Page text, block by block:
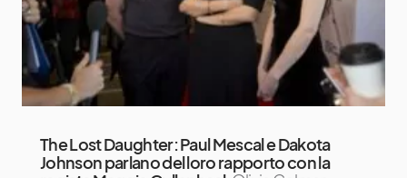
The Lost Daughter: Paul Mescal e Dakota
Johnson parlano del loro rapporto con la